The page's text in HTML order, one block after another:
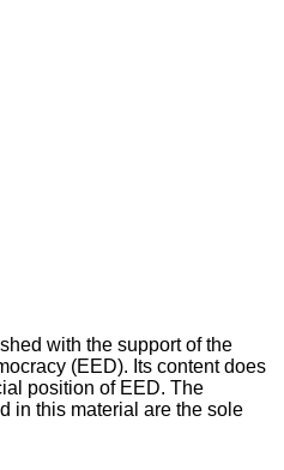
with the support of the
(EED). Its content does
position of EED. The
in this material are the sole